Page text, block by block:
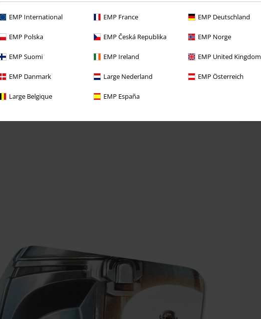
EMP International EMP France EMP Deutschland
EMP Polska EMP Česká Republika EMP Norge
EMP Suomi EMP Ireland EMP United Kingdom
EMP Danmark Large Nederland EMP Österreich
Large Belgique EMP España